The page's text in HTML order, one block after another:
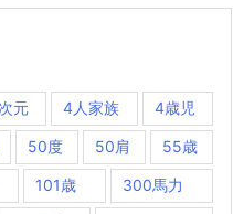
元 4人家族 4歳児
50度 50肩 55歳
101歳 300馬力